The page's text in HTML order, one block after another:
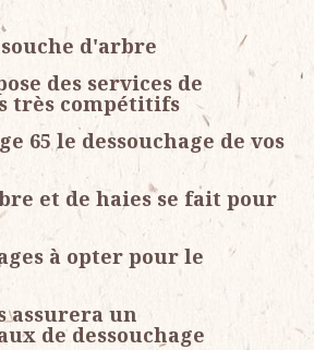
d'arbre
des services de
très compétitifs
65 le dessouchage de vos
et de haies se fait pour
à opter pour le
assurera un
de dessouchage